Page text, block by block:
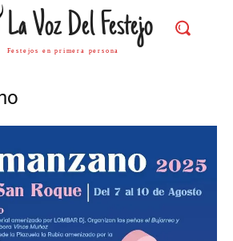
La Voz Del Festejo
Festejos en primera persona